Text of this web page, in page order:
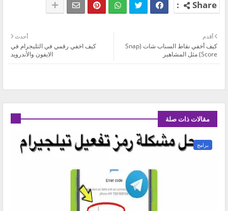
أحدث
كيف اخفي رقمي في التليجرام في
الايفون والأندرويد
أقدم
كيف أخفي نقاط السناب شات (Snap
Score) مثل المشاهير
مقالات ذات صلة
برامج